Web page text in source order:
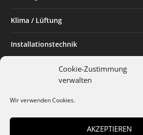
Cookie-Zustimmung
verwalten
Wir verwenden Cookies.
AKZEPTIEREN
Klima / Lüftung
Installationstechnik
Planen & Bauen
Installateur des Monats